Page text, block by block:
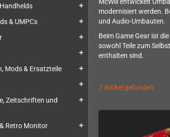
add
& UMPCs add
add
add
Mods & Ersatzteile add
add
Zeitschriften und
add
Retro Monitor add
McWill entwickelt
modernisiert werden.
und Audio-Umbauten.
Beim Game Gear ist
sowohl Teile zum
enthalten sind.
7 Artikel gefunden